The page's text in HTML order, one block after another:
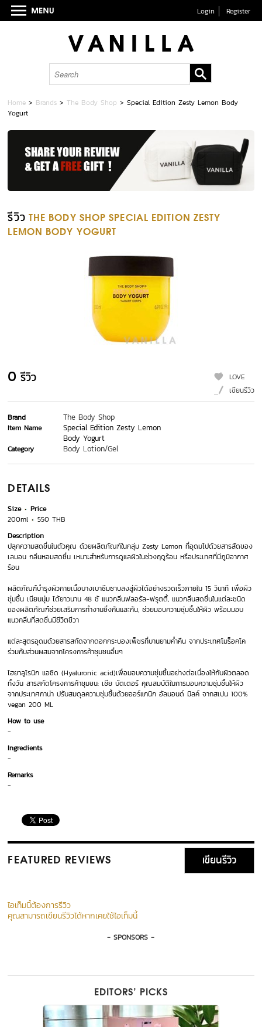
Login Register
Home > Brands >The Body Shop >Special Edition Zesty Lemon Body
Yogurt
รีวิว THE BODY SHOP SPECIAL EDITION ZESTY
LEMON BODY YOGURT
0 รีวิว
LOVE
เขียนรีวิว
Brand The Body Shop
Item Name
Special Edition Zesty Lemon
Body Yogurt
Category Body Lotion/Gel
DETAILS
Size
Price
200ml
550 THB
Description
ปลุกความสดชื่นในตัวคุณ ด้วยผลิตภัณฑ์ในกลุ่ม Zesty Lemon ที่อุดมไปด้วยสารสัดของ
เลมอน กลิ่นหอมสดชื่น เหมาะสำหรับการดูแลผิวในช่วงฤดูร้อน หรือประเทศที่มีภูมิอากาศ
ร้อน
ผลิตภัณฑ์บำรุงผิวกายเนื้อบางเบาซึมซาบลงสู่ผิวได้อย่างรวดเร็วภายใน 15 วินาที เพื่อผิว
ชุ่มชื้น เนียนนุ่ม ได้ยาวนาน 48 ชั แนวกลิ่นฟลอรัล-ฟรุตตี้, แนวกลิ่นสดชื่นในแต่ละชนิด
ของผลิตภัณฑ์ช่วยเสริมการทำงานซึ่งกันและกัน, ช่วยมอบความชุ่มชื้นให้ผิว พร้อมมอบ
แนวกลิ่นที่สดชื่นมีชีวิตชีวา
แต่ละสูตรอุดมด้วยสารสกัดจากดอกกระบองเพ็ชรที่บานยามค่ำคืน จากประเทศโมร็อคโค
ร่วมกับส่วนผสมจากโครงการค้าชุมชนอื่นๆ
ไฮยาลูโรนิก แอซิด (Hyaluronic acid)เพื่อมอบความชุ่มชื้นอย่างต่อเนื่องให้กับผิวตลอด
ทั้งวัน สารสกัดโครงการค้าชุมชน: เชีย บัตเตอร์ คุณสมบัติในการมอบความชุ่มชื้นให้ผิว
จากประเทศกาน่า ปรับสมดุลความชุ่มชื้นด้วยออร์แกนิก อัลมอนด์ มิลค์ จากสเปน 100%
vegan 200 ML
How to use
-
Ingredients
-
Remarks
-
FEATURED REVIEWS เขียนรีวิว
ไอเท็มนี้ต้องการรีวิว
คุณสามารถเขียนรีวิวได้หากเคยใช้ไอเท็มนี้
- SPONSORS -
EDITORS’ PICKS